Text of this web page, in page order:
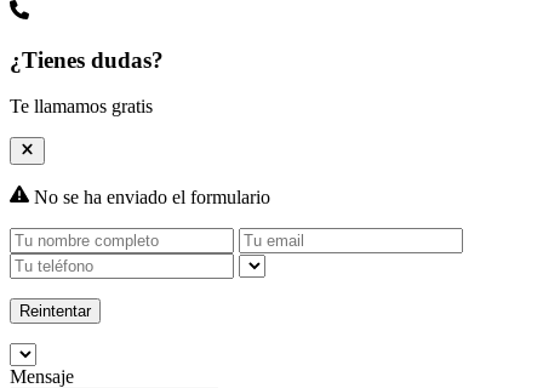
¿Tienes dudas?
Te llamamos gratis
No se ha enviado el formulario
Reintentar
Mensaje